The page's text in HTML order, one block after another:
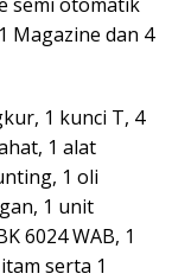
Magazine dan 4
1 kunci T, 4
1 alat
1 oli
1 unit
6024 WAB, 1
serta 1